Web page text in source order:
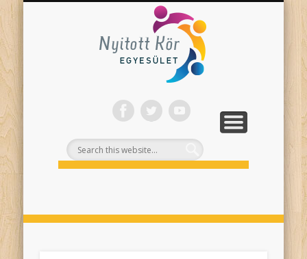
SZÍNHÁZI NEVELÉS
ONLINE PROGRAMJAINK
FELNŐTTEKNEK
PROJEKTEK
RÓLUNK
TÁMOGASS!